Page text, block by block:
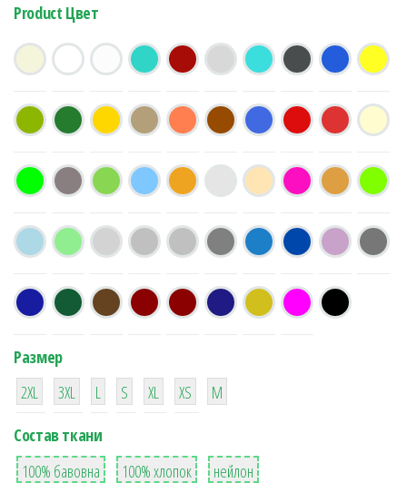
Product Цвет
Размер
38
2XL
16
3XL
42
L
42
S
42
XL XS
М
Состав ткани
8
100% бавовна
36
100% хлопок
2
нейлон